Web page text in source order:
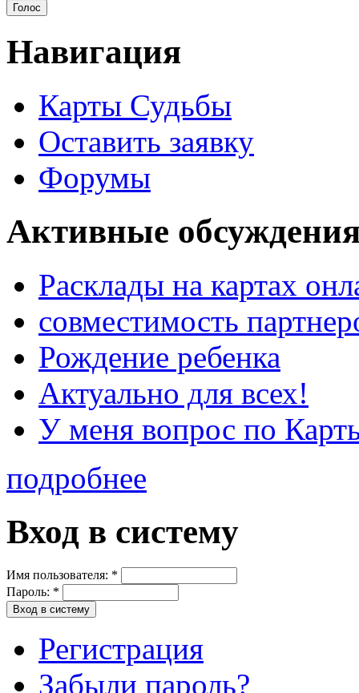
Навигация
Карты Судьбы
Оставить заявку
Форумы
Активные
Расклады на картах
совместимость
Рождение ребенка
Актуально для всех!
У меня вопрос по
подробнее
Вход в систему
Имя пользователя: *
Пароль: *
Регистрация
Забыли пароль?